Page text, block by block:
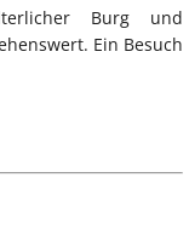
Burg und
Ein Besuch